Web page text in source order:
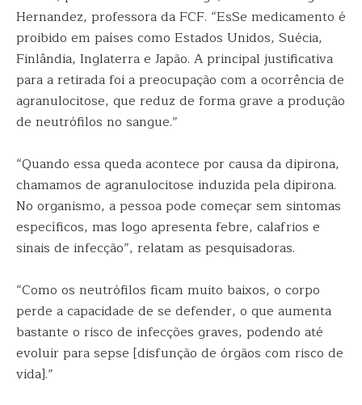
Hernandez, professora da FCF. “EsSe medicamento é
proibido em países como Estados Unidos, Suécia,
Finlândia, Inglaterra e Japão. A principal justificativa
para a retirada foi a preocupação com a ocorrência de
agranulocitose, que reduz de forma grave a produção
de neutrófilos no sangue.”
“Quando essa queda acontece por causa da dipirona,
chamamos de agranulocitose induzida pela dipirona.
No organismo, a pessoa pode começar sem sintomas
específicos, mas logo apresenta febre, calafrios e
sinais de infecção”, relatam as pesquisadoras.
“Como os neutrófilos ficam muito baixos, o corpo
perde a capacidade de se defender, o que aumenta
bastante o risco de infecções graves, podendo até
evoluir para sepse [disfunção de órgãos com risco de
vida].”